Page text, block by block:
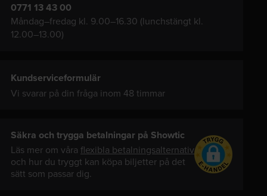
0771 13 43 00
Måndag–fredag kl. 9.00–16.30 (lunchstängt kl.
12.00–13.00)
Kundserviceformulär
Vi svarar på din fråga inom 48 timmar
Säkra och trygga betalningar på Showtic
Läs mer om våra flexibla betalningsalternativ
och hur du tryggt kan köpa biljetter på det
sätt som passar dig.